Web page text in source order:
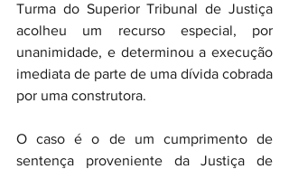
Turma do Superior Tribunal de Justiça
acolheu um recurso especial, por
unanimidade, e determinou a execução
imediata de parte de uma dívida cobrada
por uma construtora.
O caso é o de um cumprimento de
sentença proveniente da Justiça de